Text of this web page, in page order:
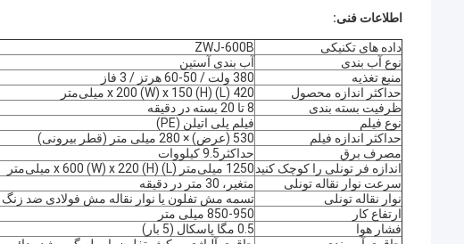
اطلاعات فنی:
داده های تکنیکی
ZWJ-600B
نوع آب بندی
آب بندی آستین
منبع تغذیه
380 ولت / 50-60 هرتز / 3 فاز
حداکثر اندازه محصول
420 (L) x 200 (W) x 150 (H) میلی‌متر
ظرفیت بسته بندی
8 تا 20 بسته در دقیقه
نوع فیلم
فیلم پلی اتیلن (PE)
حداکثر اندازه فیلم
530 (عرض) × 280 میلی متر (قطر بیرونی)
مصرف برق
حداکثر9.5 کیلووات
اندازه فر تونلی را کوچک کنید 1250 میلی‌متر (L) x 600 (W) x 220 (H) میلی‌متر
سرعت نوار نقاله تونلی
متغیر، 30 متر در دقیقه
نوار نقاله تونلی
تسمه مش تفلون یا نوار نقاله مش فولادی ضد زنگ
ارتفاع کار
850-950 میلی متر
فشار هوا
0.5 مگا پاسکال (5 بار)